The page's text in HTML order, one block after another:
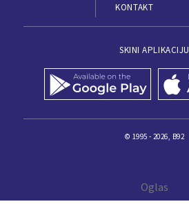
KONTAKT
SKINI APLIKACIJU
© 1995 - 2026, B92